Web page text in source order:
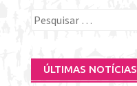
Pesquisar
ÚLTIMAS NOTÍCIAS